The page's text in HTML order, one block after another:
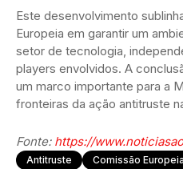
Este desenvolvimento
Europeia em garantir um
setor de tecnologia,
players envolvidos. A
um marco importante para a
fronteiras da ação antitruste
Fonte: https://
Antitruste Comissão Europeia